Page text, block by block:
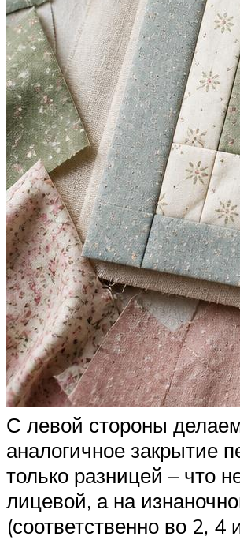
С левой стороны
аналогичное закрытие
только разницей – что
лицевой, а на
(соответственно во 2, 4